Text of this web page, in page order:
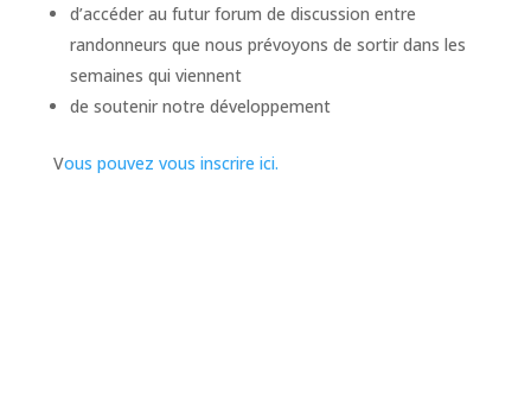
d’accéder au futur forum de discussion entre
randonneurs que nous prévoyons de sortir dans les
semaines qui viennent
de soutenir notre développement
Vous pouvez vous inscrire ici.